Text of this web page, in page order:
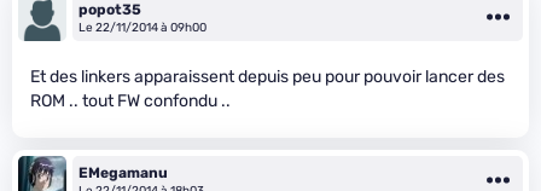
popot35
Le 22/11/2014 à 09h00
Et des linkers apparaissent depuis peu pour pouvoir lancer des
ROM .. tout FW confondu ..
EMegamanu